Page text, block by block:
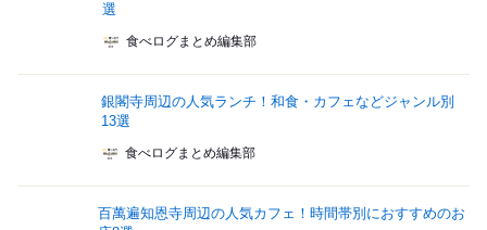
選
食べログまとめ編集部
銀閣寺周辺の人気ランチ！和食・カフェなどジャンル別
13選
食べログまとめ編集部
百萬遍知恩寺周辺の人気カフェ！時間帯別におすすめのお